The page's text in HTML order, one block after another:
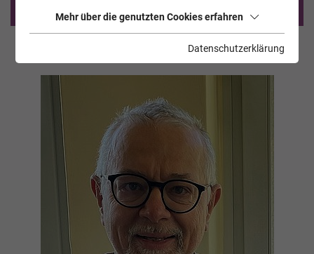
Mehr über die genutzten Cookies erfahren
Datenschutzerklärung